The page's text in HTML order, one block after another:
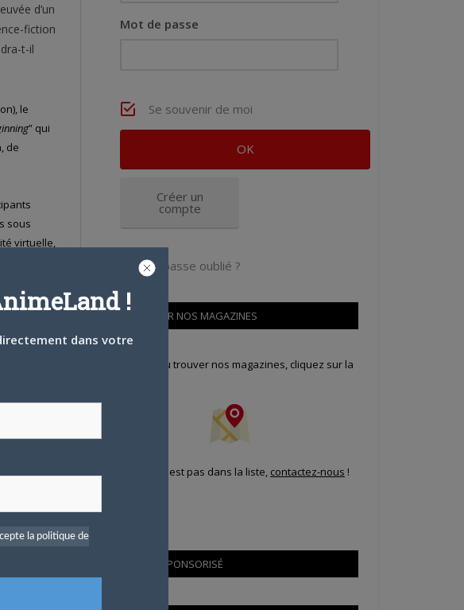
d’un
fiction
t-il
le
” qui
de
sous
virtuelle,
Mot de passe
Se souvenir de moi
Créer un
compte
Mot de passe oublié ?
OÙ TROUVER NOS MAGAZINES
Pour savoir où trouver nos magazines, cliquez sur la
Si votre ville n'est pas dans la liste, contactez-nous !
CONTENU SPONSORISÉ
!
dans votre
la politique de